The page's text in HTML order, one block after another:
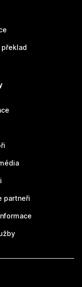
překlad
partneři